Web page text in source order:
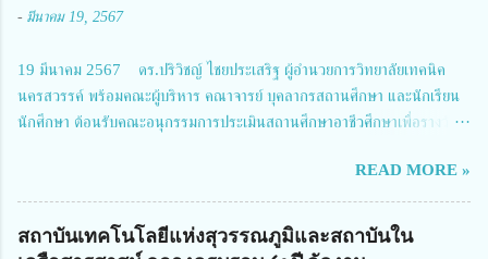
การประชุมในครั้งนี้ นางสาวสตตกมล เกียรติพานิช ผู้อำนวยการกองบริหารทุน
Richmond Stylish Convention Hotel จังหวัดนนทบุรี ดร.วิภารัตน์ ดีอ่อง
ผู้อำนวยการสำนักงานการวิจัยแห่งชาติ กล่าวว่า วช. ในฐานะหน่วยงานบริหาร
จัดการทุนวิจัยและนวัตกรรมได้เล็งเห็นถึงความสำคัญของกา...
- มีนาคม 19, 2567
19 มีนาคม 2567 ดร.ปริวิชญ์ ไชยประเสริฐ ผู้อำนวยการวิทยาลัยเทคนิค
นครสวรรค์ พร้อมคณะผู้บริหาร คณาจารย์ บุคลากรสถานศึกษา และนักเรียน
นักศึกษา ต้อนรับคณะอนุกรรมการประเมินสถานศึกษาอาชีวศึกษาเพื่อรางวัล
นายจักรภพ เนวะมาตย์ ผู้อำนวยการวิทยาลัยเทคนิคตาก ประธานคณะอนุกร
รมการฯ 1.นายวณิชา คณะใน ผู้ทรงคุณวุฒิ 2.นายภัทธาวุธ โพธา ผู้อำนวย
การวิทยาลัยสารพัดช่างกำแพงเพชร 3.นางสาวหัตถาภรณ์ เสาร์เรือน ผู้อำนวย
การวิทยาลัยการอาชีพบ้านตาก 4.นางเพ็ญศรี ขุนทอง ผู้อำนวยการวิทยาลัย
READ MORE »
สถาบันเทคโนโลยีแห่งสุวรรณภูมิและสถาบันใน